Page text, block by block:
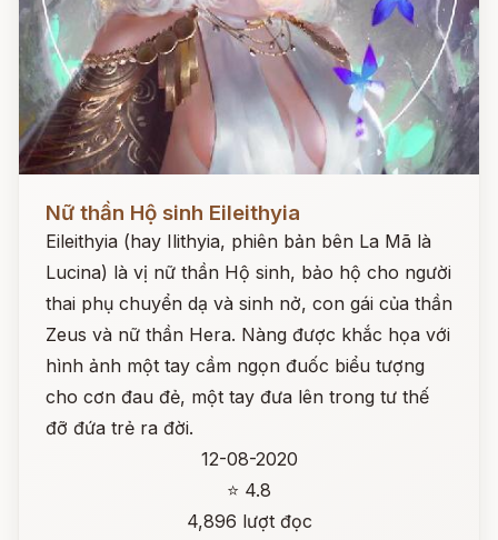
Nữ thần Hộ sinh Eileithyia
Eileithyia (hay Ilithyia, phiên bản bên La Mã là
Lucina) là vị nữ thần Hộ sinh, bảo hộ cho người
thai phụ chuyển dạ và sinh nở, con gái của thần
Zeus và nữ thần Hera. Nàng được khắc họa với
hình ảnh một tay cầm ngọn đuốc biểu tượng
cho cơn đau đẻ, một tay đưa lên trong tư thế
đỡ đứa trẻ ra đời.
12-08-2020
⭐ 4.8
4,896 lượt đọc